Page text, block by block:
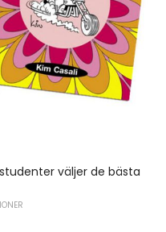
väljer de bästa